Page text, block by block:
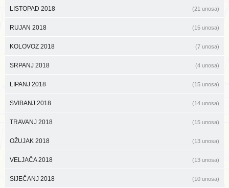
LISTOPAD 2018 (21 unosa)
RUJAN 2018 (15 unosa)
KOLOVOZ 2018 (7 unosa)
SRPANJ 2018 (4 unosa)
LIPANJ 2018 (15 unosa)
SVIBANJ 2018 (14 unosa)
TRAVANJ 2018 (15 unosa)
OŽUJAK 2018 (13 unosa)
VELJAČA 2018 (13 unosa)
SIJEČANJ 2018 (10 unosa)